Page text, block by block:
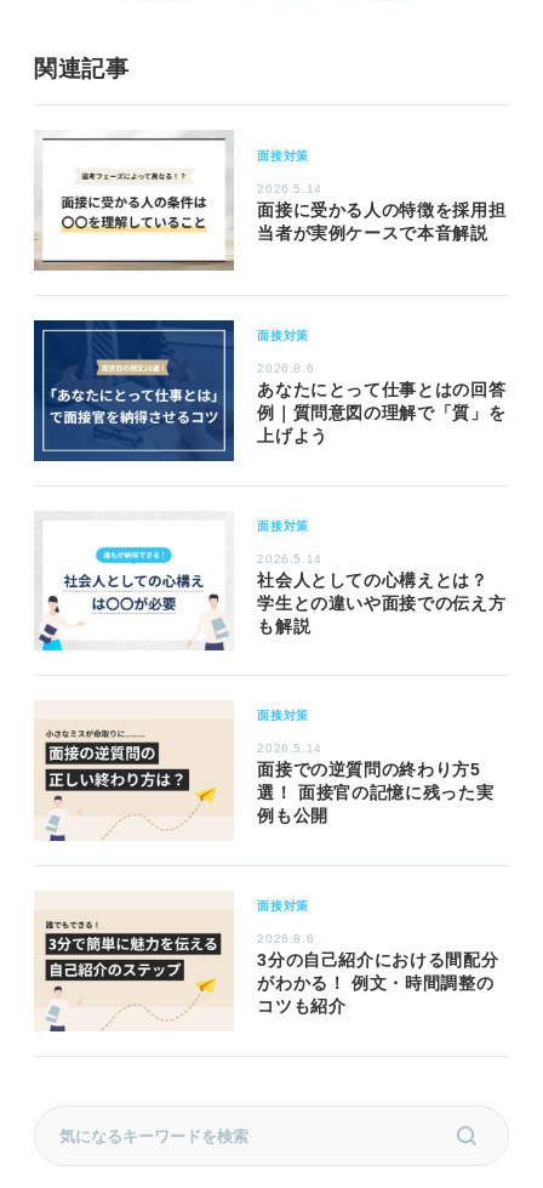
関連記事
面接対策
2026.5.14
面接に受かる人の特徴を採用担
当者が実例ケースで本音解説
面接対策
2026.8.6
あなたにとって仕事とはの回答
例｜質問意図の理解で「質」を
上げよう
面接対策
2026.5.14
社会人としての心構えとは？
学生との違いや面接での伝え方
も解説
面接対策
2026.5.14
面接での逆質問の終わり方5
選！ 面接官の記憶に残った実
例も公開
面接対策
2026.8.6
3分の自己紹介における間配分
がわかる！ 例文・時間調整の
コツも紹介